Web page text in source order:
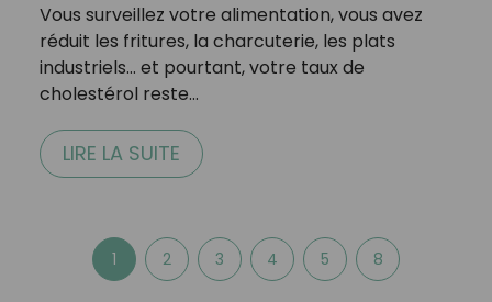
Vous surveillez votre alimentation, vous avez
réduit les fritures, la charcuterie, les plats
industriels… et pourtant, votre taux de
cholestérol reste…
LIRE LA SUITE
1 2 3 4 5 8